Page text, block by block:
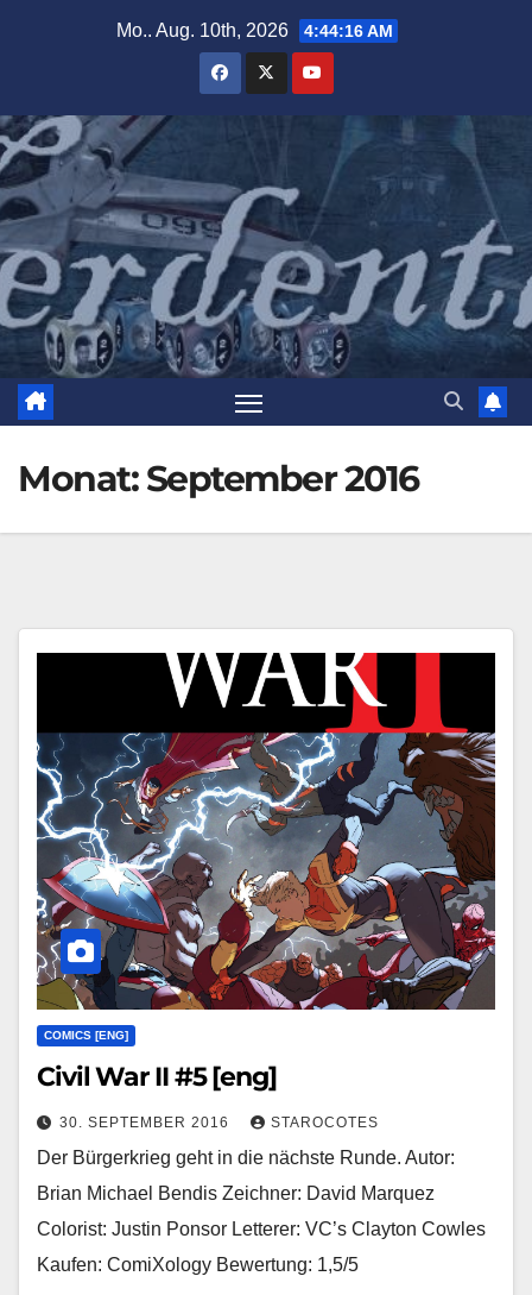
Mo.. Aug. 10th, 2026 4:44:18 AM
Monat:September 2016
COMICS [ENG]
Civil War II #5 [eng]
30. SEPTEMBER 2016 STAROCOTES
Der Bürgerkrieg geht in die nächste Runde. Autor:
Brian Michael Bendis Zeichner: David Marquez
Colorist: Justin Ponsor Letterer: VC’s Clayton Cowles
Kaufen: ComiXology Bewertung: 1,5/5